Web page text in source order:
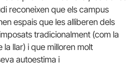
reconeixen que els campus
espais que les alliberen dels
tradicionalment (com la
la llar) i que milloren molt
autoestima i